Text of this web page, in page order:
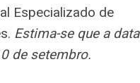
Especializado de
Estima-se que a data
de setembro.